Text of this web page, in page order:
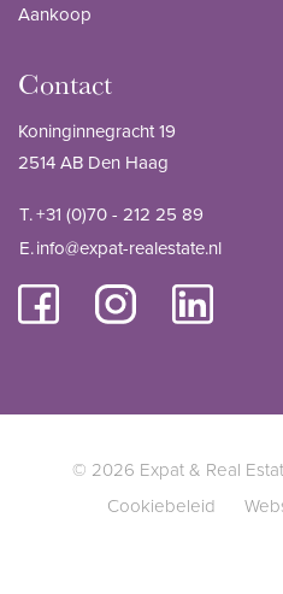
Aankoop
Contact
Koninginnegracht 19
2514 AB Den Haag
T.+31 (0)70 - 212 25 89
E.info@expat-realestate.nl
© 2026 Expat & Real
Cookiebeleid